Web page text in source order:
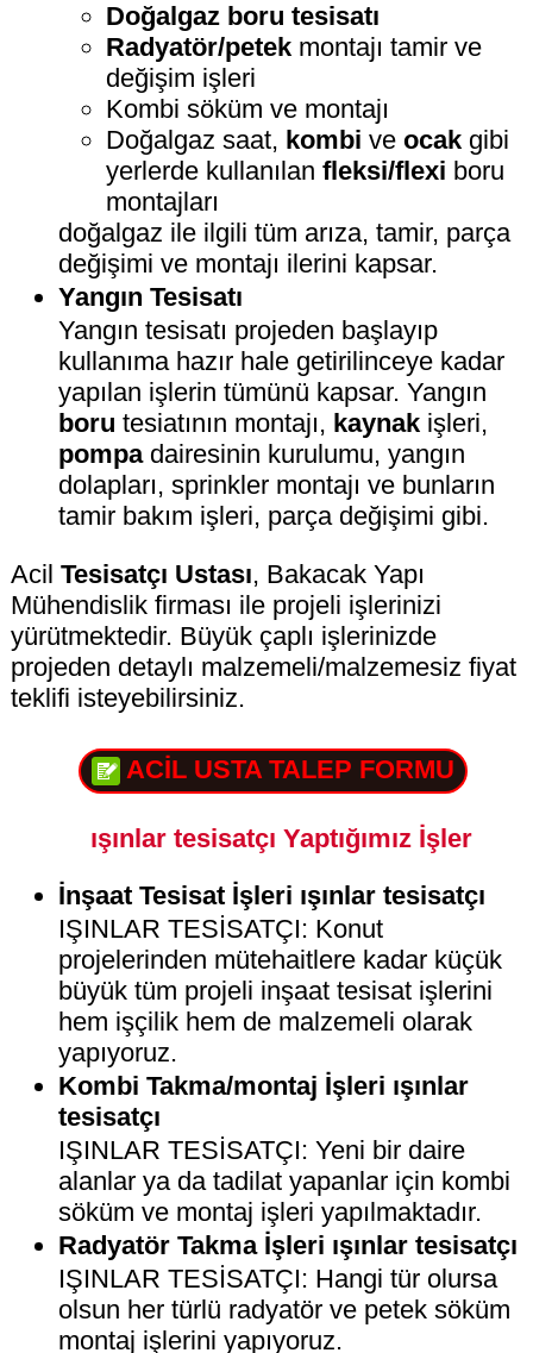
Doğalgaz boru tesisatı
Radyatör/petek montajı tamir ve
değişim işleri
Kombi söküm ve montajı
Doğalgaz saat, kombi veocak gibi
yerlerde kullanılanfleksi/flexi boru
montajları
doğalgaz ile ilgili tüm arıza, tamir, parça
değişimi ve montajı ilerini kapsar.
Yangın Tesisatı
Yangın tesisatı projeden başlayıp
kullanıma hazır hale getirilinceye kadar
yapılan işlerin tümünü kapsar. Yangın
boru tesiatının montajı, kaynak işleri,
pompadairesinin kurulumu, yangın
dolapları, sprinkler montajı ve bunların
tamir bakım işleri, parça değişimi gibi.
AcilTesisatçı Ustası, Bakacak Yapı
Mühendislik firması ile projeli işlerinizi
yürütmektedir. Büyük çaplı işlerinizde
projeden detaylı malzemeli/malzemesiz fiyat
teklifi isteyebilirsiniz.
ACİL USTA TALEP FORMU
ışınlar tesisatçı Yaptığımız İşler
İnşaat Tesisat İşleri ışınlar tesisatçı
IŞINLAR TESİSATÇI: Konut
projelerinden mütehaitlere kadar küçük
büyük tüm projeli inşaat tesisat işlerini
hem işçilik hem de malzemeli olarak
yapıyoruz.
Kombi Takma/montaj İşleri ışınlar
tesisatçı
IŞINLAR TESİSATÇI: Yeni bir daire
alanlar ya da tadilat yapanlar için kombi
söküm ve montaj işleri yapılmaktadır.
Radyatör Takma İşleri ışınlar tesisatçı
IŞINLAR TESİSATÇI: Hangi tür olursa
olsun her türlü radyatör ve petek söküm
montaj işlerini yapıyoruz.